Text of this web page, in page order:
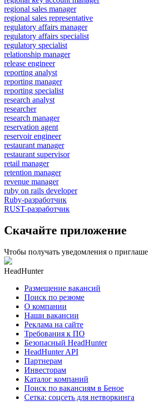
regional sales manager
regional sales representative
regulatory affairs manager
regulatory affairs specialist
regulatory specialist
relationship manager
release engineer
reporting analyst
reporting manager
reporting specialist
research analyst
researcher
research manager
reservation agent
reservoir engineer
restaurant manager
restaurant supervisor
retail manager
retention manager
revenue manager
ruby on rails developer
Ruby-разработчик
RUST-разработчик
Скачайте приложение
Чтобы получать уведомления о
HeadHunter
Размещение вакансий
Поиск по резюме
О компании
Наши вакансии
Реклама на сайте
Требования к ПО
Безопасный HeadHunter
HeadHunter API
Партнерам
Инвесторам
Каталог компаний
Поиск по вакансиям в Беное
Сетка: соцсеть для нетворкинга